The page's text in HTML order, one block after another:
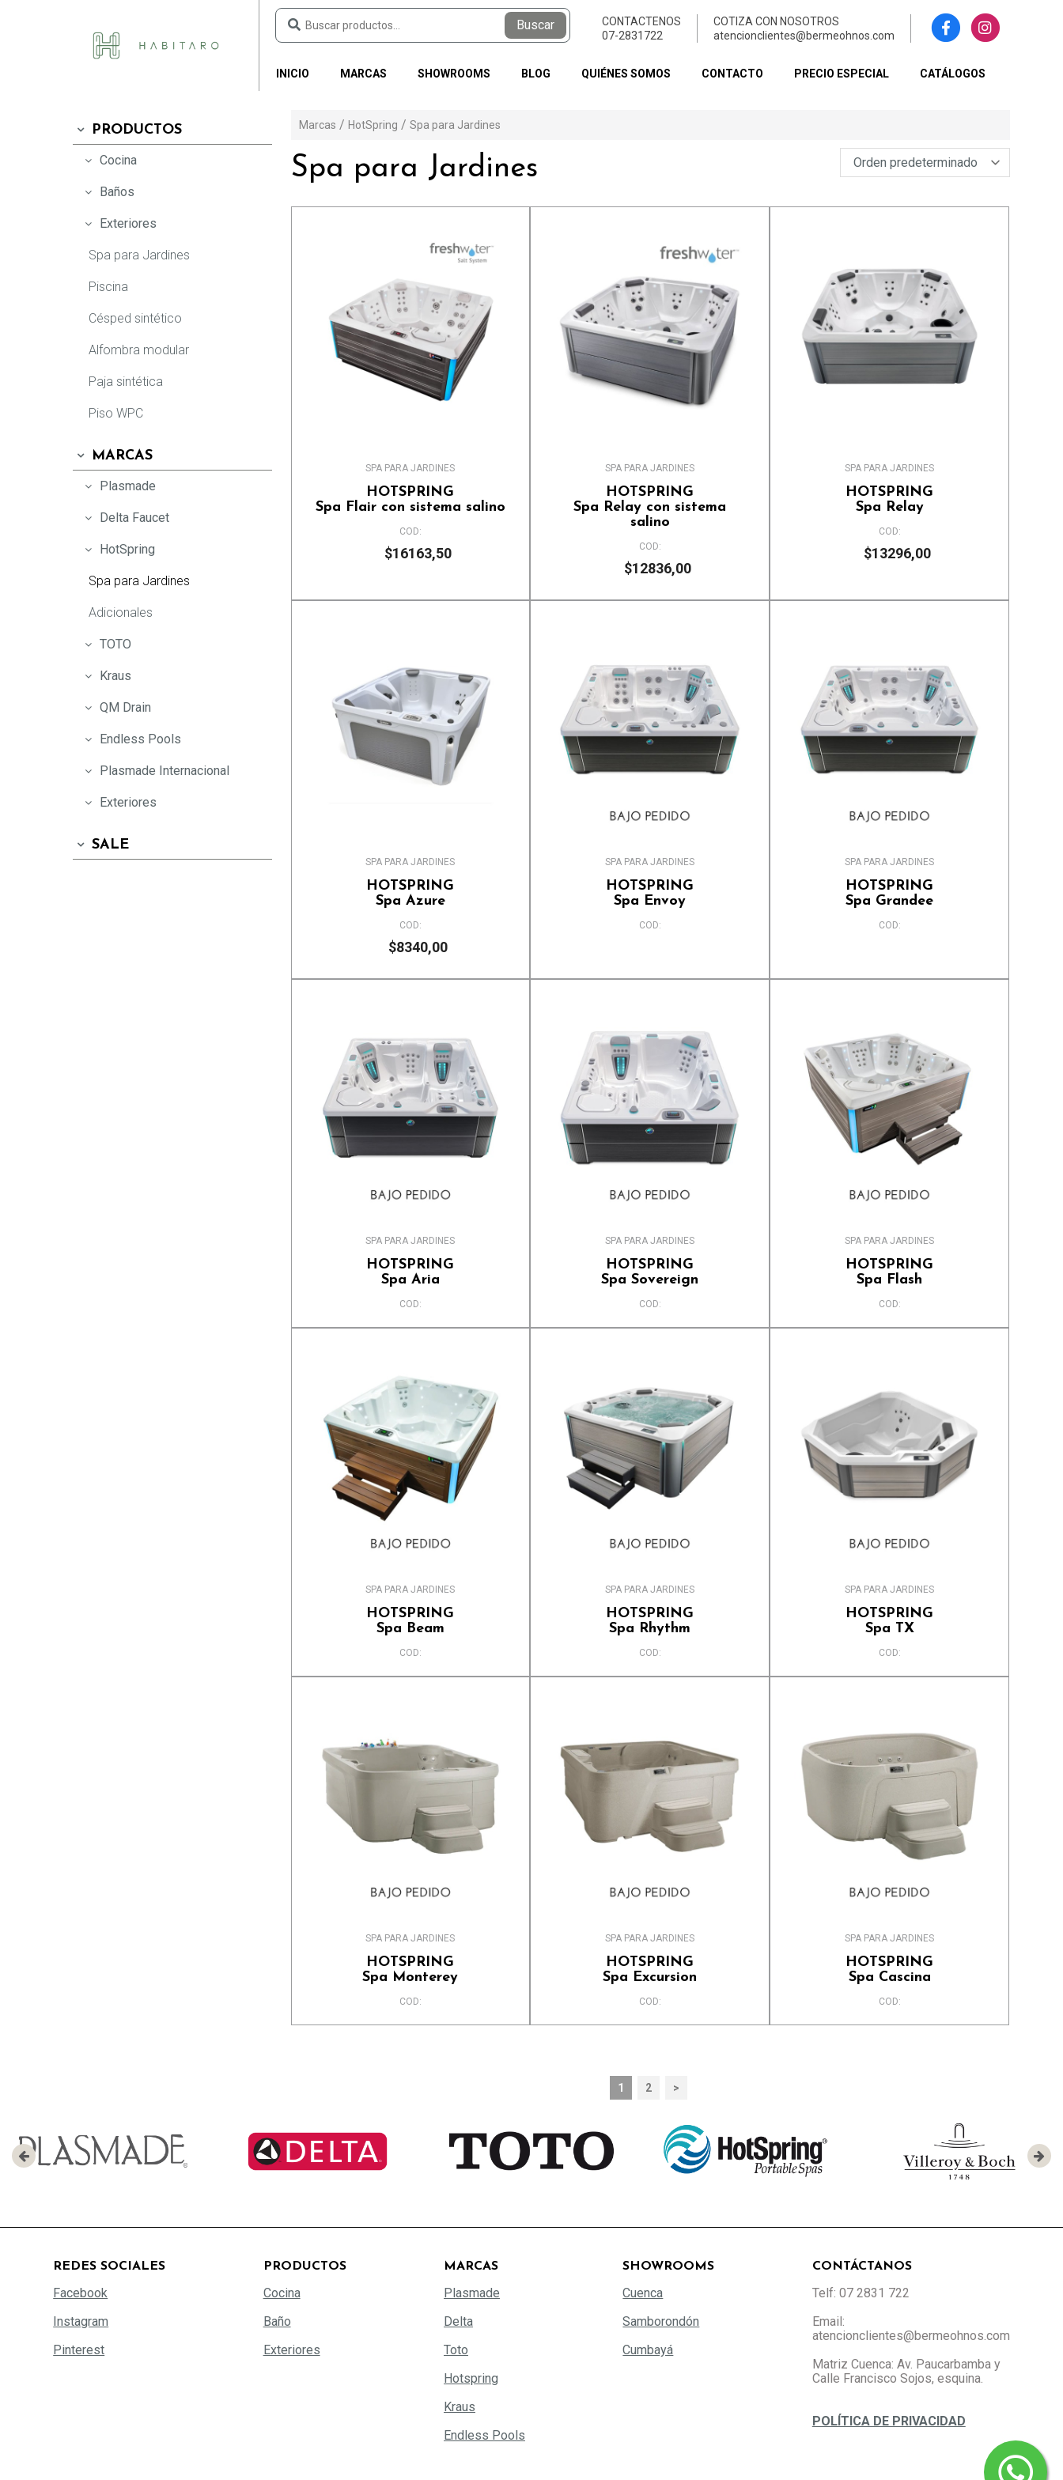
Buscar
CONTACTENOS
07-2831722
COTIZA CON NOSOTROS
atencionclientes@bermeohnos.com
INICIO MARCAS
Tecnologías y acabados
Hotspring
Adicionales Tecnologías y acabados
Plasmade Internacional
Extractores
Revestimientos
Cesped sintético
Alfombra modular
Paja sintética
Kraus
Fregaderos
Accesorios
SHOWROOMS BLOG QUIÉNES SOMOS CONTACTO PRECIO ESPECIAL CATÁLOGOS
PRODUCTOS
Cocina
Baños
Exteriores
Spa para Jardines
Piscina
Césped sintético
Alfombra modular
Paja sintética
Piso WPC
MARCAS
Plasmade
Delta Faucet
HotSpring
Spa para Jardines
Adicionales
TOTO
Kraus
QM Drain
Endless Pools
Plasmade Internacional
Exteriores
SALE
Marcas HotSpring Spa para Jardines
Spa para Jardines
SPA PARA JARDINES
HOTSPRING
Spa Flair con sistema salino
COD:
$16163,50
SPA PARA JARDINES
HOTSPRING
Spa Relay con sistema
salino
COD:
$12836,00
SPA PARA JARDINES
HOTSPRING
Spa Relay
COD:
$13296,00
SPA PARA JARDINES
HOTSPRING
Spa Azure
COD:
$8340,00
SPA PARA JARDINES
HOTSPRING
Spa Envoy
COD:
SPA PARA JARDINES
HOTSPRING
Spa Grandee
COD:
SPA PARA JARDINES
HOTSPRING
Spa Aria
COD:
SPA PARA JARDINES
HOTSPRING
Spa Sovereign
COD:
SPA PARA JARDINES
HOTSPRING
Spa Flash
COD:
SPA PARA JARDINES
HOTSPRING
Spa Beam
COD:
SPA PARA JARDINES
HOTSPRING
Spa Rhythm
COD:
SPA PARA JARDINES
HOTSPRING
Spa TX
COD:
SPA PARA JARDINES
HOTSPRING
Spa Monterey
COD:
SPA PARA JARDINES
HOTSPRING
Spa Excursion
COD:
SPA PARA JARDINES
HOTSPRING
Spa Cascina
COD:
1 2 >
REDES SOCIALES
Facebook
Instagram
Pinterest
PRODUCTOS
Cocina
Baño
Exteriores
MARCAS
Plasmade
Delta
Toto
Hotspring
Kraus
Endless Pools
SHOWROOMS
Cuenca
Samborondón
Cumbayá
CONTÁCTANOS
Telf: 07 2831 722
Email:
atencionclientes@bermeohnos.com
Matriz Cuenca: Av. Paucarbamba y
Calle Francisco Sojos, esquina.
POLÍTICA DE PRIVACIDAD